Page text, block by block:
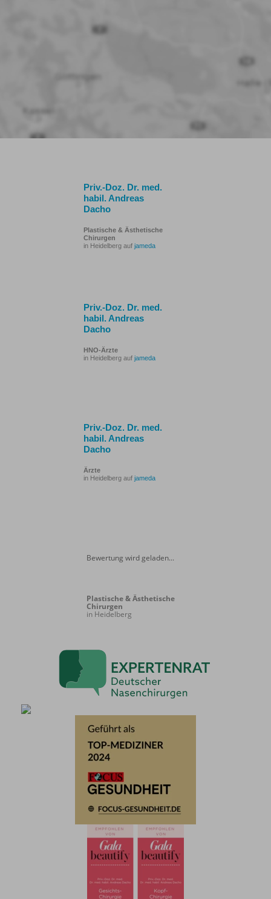
Priv.-Doz. Dr. med.
habil. Andreas
Dacho
Plastische & Ästhetische
Chirurgen
in Heidelberg auf jameda
Priv.-Doz. Dr. med.
habil. Andreas
Dacho
HNO-Ärzte
in Heidelberg auf jameda
Priv.-Doz. Dr. med.
habil. Andreas
Dacho
Ärzte
in Heidelberg auf jameda
Bewertung wird geladen...
Plastische & Ästhetische
Chirurgen
in Heidelberg